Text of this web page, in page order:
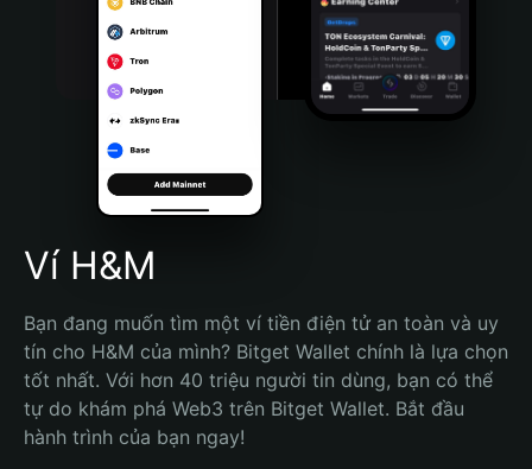
Bahasa Indonesia
Português (Brasil)
Español (Argentina)
Ví H&M
Bạn đang muốn tìm một ví tiền điện tử an toàn và uy
tín cho H&M của mình? Bitget Wallet chính là lựa chọn
tốt nhất. Với hơn 40 triệu người tin dùng, bạn có thể
tự do khám phá Web3 trên Bitget Wallet. Bắt đầu
hành trình của bạn ngay!